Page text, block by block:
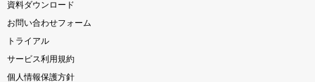
資料ダウンロード
お問い合わせフォーム
トライアル
サービス利用規約
個人情報保護方針